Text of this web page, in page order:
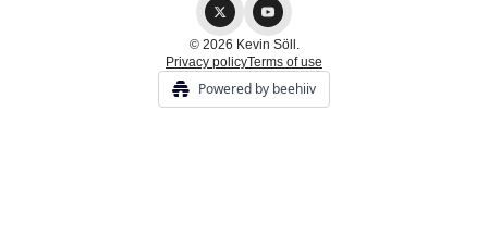
© 2026 Kevin Söll.
Privacy policyTerms of use
Powered by beehiiv